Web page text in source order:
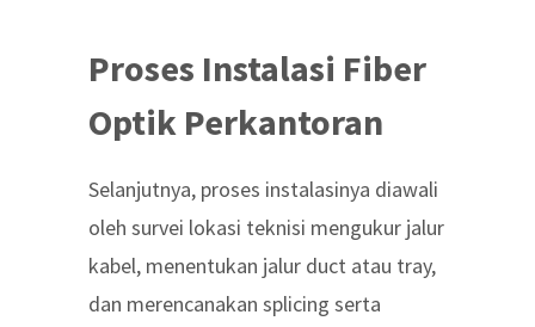
Proses Instalasi Fiber
Optik Perkantoran
Selanjutnya, proses instalasinya diawali
oleh survei lokasi teknisi mengukur jalur
kabel, menentukan jalur duct atau tray,
dan merencanakan splicing serta